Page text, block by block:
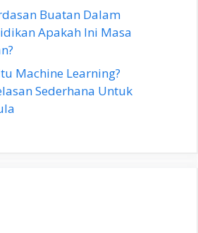
Buatan Dalam
Apakah Ini Masa
Machine Learning?
Sederhana Untuk